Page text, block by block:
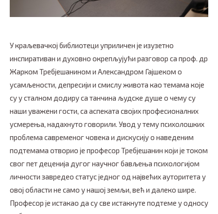
У краљевачкој библиотеци уприличен је изузетно
инспиративан и духовно окрепљујући разговор са проф. др
Жарком Требјешанином и Александром Гајшеком о
усамљености, депресији и смислу живота као темама које
су у сталном додиру са танчина људске душе о чему су
наши уважени гости, са аспеката својих професионалних
усмерења, надахнуто говорили. Увод у тему психолошких
проблема савременог човека и дискусију о наведеним
подтемама отворио је професор Требјешанин који је током
свог пет деценија дугог научног бављења психологијом
личности завредео статус једног од највећих ауторитета у
овој области не само у нашој земљи, већ и далеко шире.
Професор је истакао да су све истакнуте подтеме у односу